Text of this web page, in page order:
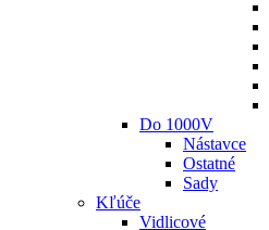
Do 1000V
Nástavce
Ostatné
Sady
Kľúče
Vidlicové